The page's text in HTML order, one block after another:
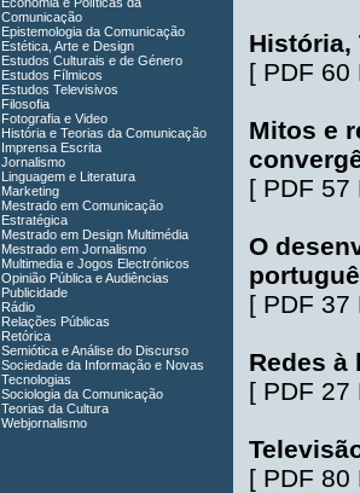
Comunicação
Epistemologia da Comunicação
Estética, Arte e Design
Estudos Culturais e de Género
Estudos Fílmicos
Estudos Televisivos
Filosofia
Fotografia e Video
História e Teorias da Comunicação
Imprensa Escrita
Jornalismo
Linguagem e Literatura
Marketing
Mestrado em Comunicação
Estratégica
Mestrado em Design Multimédia
Mestrado em Jornalismo
Multimedia e Jogos Electrónicos
Opinião Pública e Audiências
Publicidade
Rádio
Relações Públicas
Retórica
Semiótica e Análise do Discurso
Sociedade da Informação e Novas
Tecnologias
Sociologia da Comunicação
Teorias da Cultura
Webjornalismo
História,
[ PDF 60
Mitos e
[ PDF 57
O
[ PDF 37
Redes à
[ PDF 27
[ PDF 80